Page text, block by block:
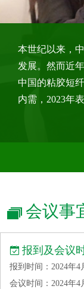
本世纪以来，
发展。然而近
中国的粘胶短
内需，2023年
会议事
报到及会议
报到时间：2024年4
会议时间：2024年4
Celco
艾克
昂一
鲍利葛